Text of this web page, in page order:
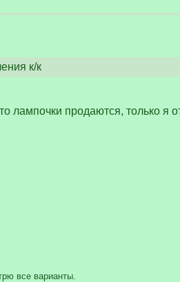
к/к
лампочки продаются, только я
все варианты.